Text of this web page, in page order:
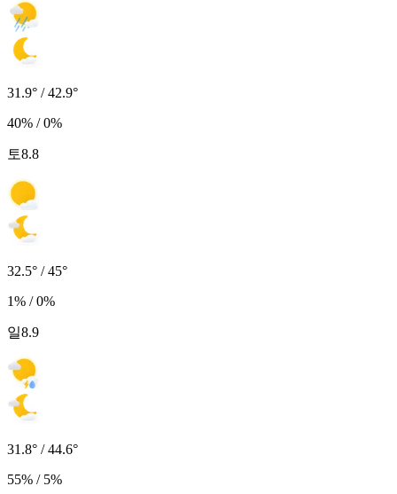
31.9° / 42.9°
40% / 0%
토8.8
32.5° / 45°
1% / 0%
일8.9
31.8° / 44.6°
55% / 5%